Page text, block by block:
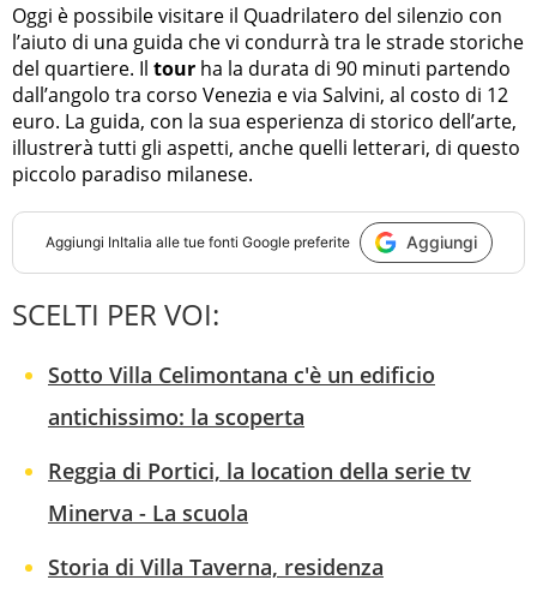
Oggi è possibile visitare il Quadrilatero del silenzio con
l’aiuto di una guida che vi condurrà tra le strade storiche
del quartiere. Il tour ha la durata di 90 minuti partendo
dall’angolo tra corso Venezia e via Salvini, al costo di 12
euro. La guida, con la sua esperienza di storico dell’arte,
illustrerà tutti gli aspetti, anche quelli letterari, di questo
piccolo paradiso milanese.
Aggiungi InItalia alle tue fonti Google preferite Aggiungi
SCELTI PER VOI:
Sotto Villa Celimontana c'è un edificio
antichissimo: la scoperta
Reggia di Portici, la location della serie tv
Minerva - La scuola
Storia di Villa Taverna, residenza